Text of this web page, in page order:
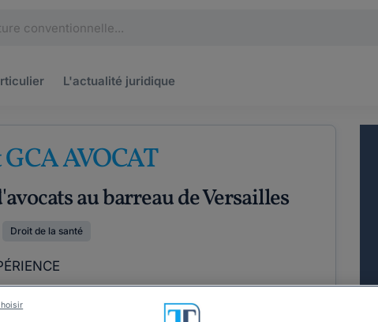
L'actualité juridique
AVOCAT
au barreau de Versailles
Droit de la santé
COORDONNÉES